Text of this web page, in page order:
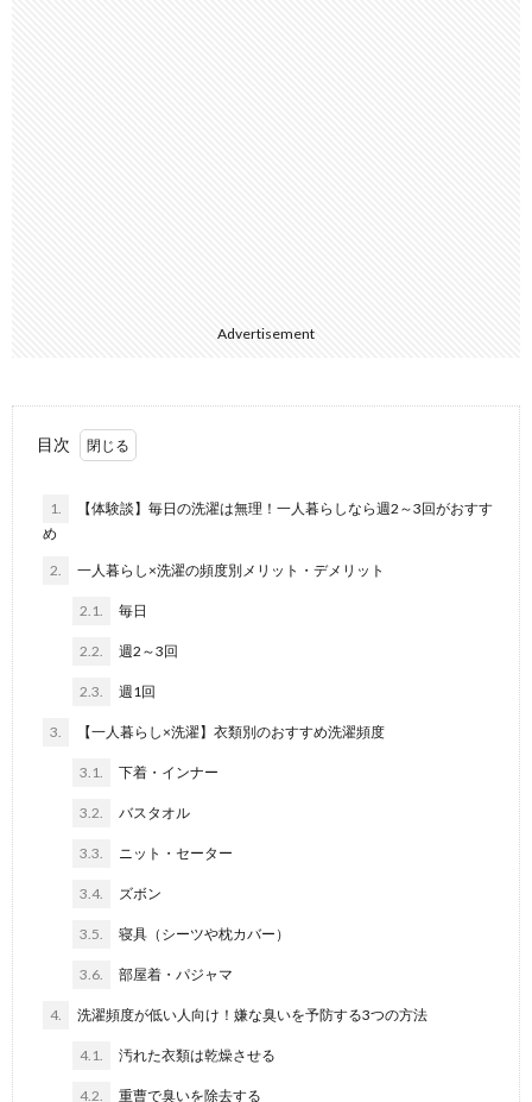
Advertisement
目次
1.
【体験談】毎日の洗濯は無理！一人暮らしなら週2～3回がおすす
め
2. 一人暮らし×洗濯の頻度別メリット・デメリット
2.1. 毎日
2.2. 週2～3回
2.3. 週1回
3. 【一人暮らし×洗濯】衣類別のおすすめ洗濯頻度
3.1. 下着・インナー
3.2. バスタオル
3.3. ニット・セーター
3.4. ズボン
3.5. 寝具（シーツや枕カバー）
3.6. 部屋着・パジャマ
4. 洗濯頻度が低い人向け！嫌な臭いを予防する3つの方法
4.1. 汚れた衣類は乾燥させる
4.2. 重曹で臭いを除去する